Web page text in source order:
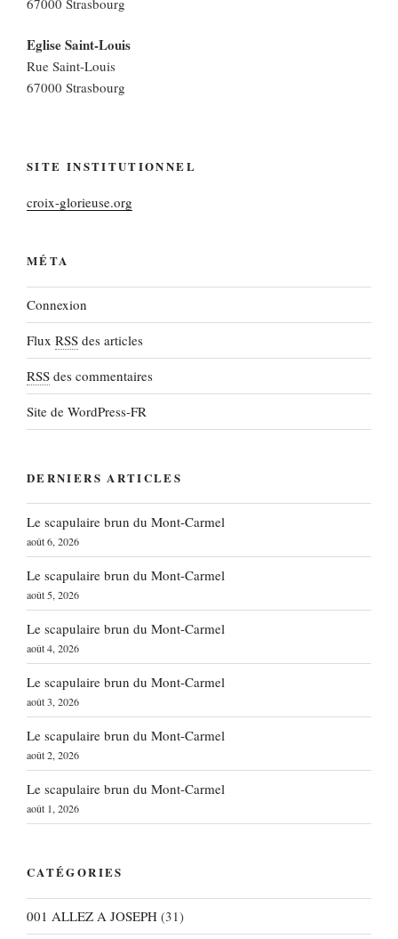
Eglise Saint-Louis
Rue Saint-Louis
67000 Strasbourg
SITE INSTITUTIONNEL
croix-glorieuse.org
MÉTA
Connexion
Flux RSS des articles
RSS des commentaires
Site de WordPress-FR
DERNIERS ARTICLES
Le scapulaire brun du Mont-Carmel
août 6, 2026
Le scapulaire brun du Mont-Carmel
août 5, 2026
Le scapulaire brun du Mont-Carmel
août 4, 2026
Le scapulaire brun du Mont-Carmel
août 3, 2026
Le scapulaire brun du Mont-Carmel
août 2, 2026
Le scapulaire brun du Mont-Carmel
août 1, 2026
CATÉGORIES
001 ALLEZ A JOSEPH (31)